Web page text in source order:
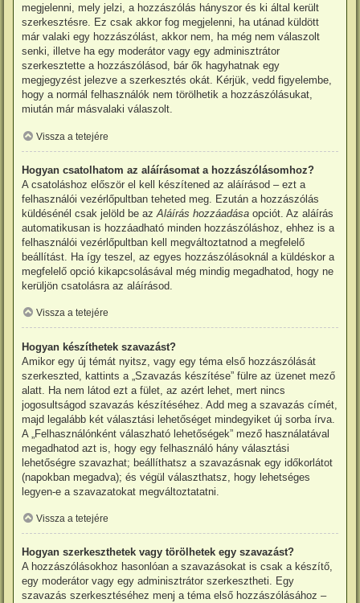
megjelenni, mely jelzi, a hozzászólás hányszor és ki által került
szerkesztésre. Ez csak akkor fog megjelenni, ha utánad küldött
már valaki egy hozzászólást, akkor nem, ha még nem válaszolt
senki, illetve ha egy moderátor vagy egy adminisztrátor
szerkesztette a hozzászólásod, bár ők hagyhatnak egy
megjegyzést jelezve a szerkesztés okát. Kérjük, vedd figyelembe,
hogy a normál felhasználók nem törölhetik a hozzászólásukat,
miután már másvalaki válaszolt.
Vissza a tetejére
Hogyan csatolhatom az aláírásomat a hozzászólásomhoz?
A csatoláshoz először el kell készítened az aláírásod – ezt a
felhasználói vezérlőpultban teheted meg. Ezután a hozzászólás
küldésénél csak jelöld be az Aláírás hozzáadása opciót. Az aláírás
automatikusan is hozzáadható minden hozzászóláshoz, ehhez is a
felhasználói vezérlőpultban kell megváltoztatnod a megfelelő
beállítást. Ha így teszel, az egyes hozzászólásoknál a küldéskor a
megfelelő opció kikapcsolásával még mindig megadhatod, hogy ne
kerüljön csatolásra az aláírásod.
Vissza a tetejére
Hogyan készíthetek szavazást?
Amikor egy új témát nyitsz, vagy egy téma első hozzászólását
szerkeszted, kattints a „Szavazás készítése” fülre az üzenet mező
alatt. Ha nem látod ezt a fület, az azért lehet, mert nincs
jogosultságod szavazás készítéséhez. Add meg a szavazás címét,
majd legalább két választási lehetőséget mindegyiket új sorba írva.
A „Felhasználónként válaszható lehetőségek” mező használatával
megadhatod azt is, hogy egy felhasználó hány választási
lehetőségre szavazhat; beállíthatsz a szavazásnak egy időkorlátot
(napokban megadva); és végül választhatsz, hogy lehetséges
legyen-e a szavazatokat megváltoztatatni.
Vissza a tetejére
Hogyan szerkeszthetek vagy törölhetek egy szavazást?
A hozzászólásokhoz hasonlóan a szavazásokat is csak a készítő,
egy moderátor vagy egy adminisztrátor szerkesztheti. Egy
szavazás szerkesztéséhez menj a téma első hozzászólásához –